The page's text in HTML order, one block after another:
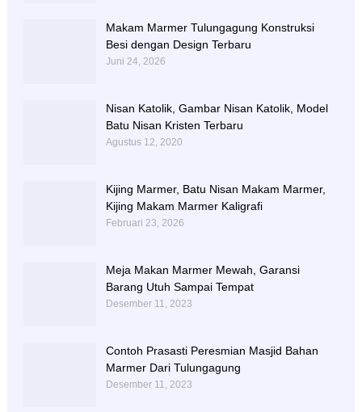
Makam Marmer Tulungagung Konstruksi
Besi dengan Design Terbaru
Juni 24, 2026
Nisan Katolik, Gambar Nisan Katolik, Model
Batu Nisan Kristen Terbaru
Agustus 12, 2020
Kijing Marmer, Batu Nisan Makam Marmer,
Kijing Makam Marmer Kaligrafi
Februari 23, 2026
Meja Makan Marmer Mewah, Garansi
Barang Utuh Sampai Tempat
Desember 11, 2023
Contoh Prasasti Peresmian Masjid Bahan
Marmer Dari Tulungagung
Desember 11, 2023